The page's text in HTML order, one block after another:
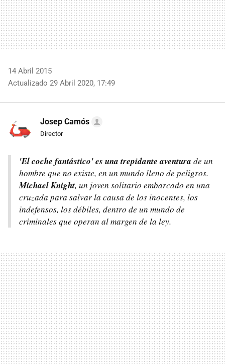
14 Abril 2015
Actualizado 29 Abril 2020, 17:49
Josep Camós
Director
'El coche fantástico' es una trepidante aventura de un
hombre que no existe, en un mundo lleno de peligros.
Michael Knight, un joven solitario embarcado en una
cruzada para salvar la causa de los inocentes, los
indefensos, los débiles, dentro de un mundo de
criminales que operan al margen de la ley.